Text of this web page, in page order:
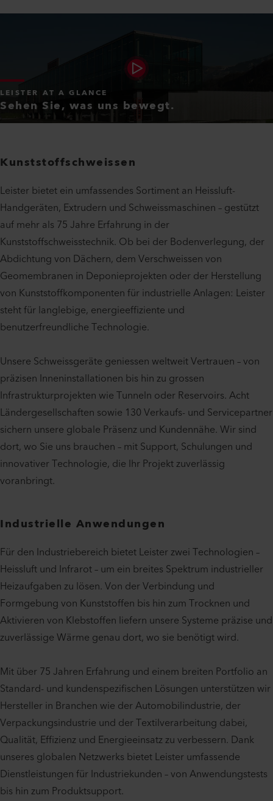
LEISTER AT A GLANCE
Sehen Sie, was uns bewegt.
Kunststoffschweissen
Leister bietet ein umfassendes Sortiment an Heissluft-
Handgeräten, Extrudern und Schweissmaschinen – gestützt
auf mehr als 75 Jahre Erfahrung in der
Kunststoffschweisstechnik. Ob bei der Bodenverlegung, der
Abdichtung von Dächern, dem Verschweissen von
Geomembranen in Deponieprojekten oder der Herstellung
von Kunststoffkomponenten für industrielle Anlagen: Leister
steht für langlebige, energieeffiziente und
benutzerfreundliche Technologie.
Unsere Schweissgeräte geniessen weltweit Vertrauen – von
präzisen Inneninstallationen bis hin zu grossen
Infrastrukturprojekten wie Tunneln oder Reservoirs. Acht
Ländergesellschaften sowie 130 Verkaufs- und Servicepartner
sichern unsere globale Präsenz und Kundennähe. Wir sind
dort, wo Sie uns brauchen – mit Support, Schulungen und
innovativer Technologie, die Ihr Projekt zuverlässig
voranbringt.
Industrielle Anwendungen
Für den Industriebereich bietet Leister zwei Technologien –
Heissluft und Infrarot – um ein breites Spektrum industrieller
Heizaufgaben zu lösen. Von der Verbindung und
Formgebung von Kunststoffen bis hin zum Trocknen und
Aktivieren von Klebstoffen liefern unsere Systeme präzise und
zuverlässige Wärme genau dort, wo sie benötigt wird.
Mit über 75 Jahren Erfahrung und einem breiten Portfolio an
Standard- und kundenspezifischen Lösungen unterstützen wir
Hersteller in Branchen wie der Automobilindustrie, der
Verpackungsindustrie und der Textilverarbeitung dabei,
Qualität, Effizienz und Energieeinsatz zu verbessern. Dank
unseres globalen Netzwerks bietet Leister umfassende
Dienstleistungen für Industriekunden – von Anwendungstests
bis hin zum Produktsupport.